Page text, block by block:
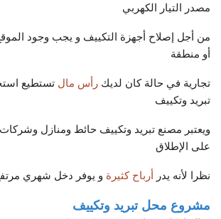
مصدر التيار الكهربي
من أجل إصلاح أجهزة التكييف و يجب وجود
أو منطقة
تجارية في حالة كان لديك رأس مال تستطيع
تبريد وتكييف
ويعتبر مصنع تبريد وتكييف حائط ومنازل
على الإطلاق
نظرا لأنه يدر أرباح كثيرة و يوفر دخل شهري
مشروع محل تبريد وتكييف